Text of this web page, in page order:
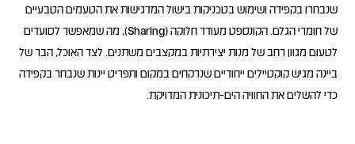
שנבחרו בקפידה ושימוש בטכניקות בישול המדגישות את הטעמים הטבעיים
של חומרי הגלם. הקונספט מעודד חלוקה (Sharing), מה שמאפשר לסועדים
לטעום מגוון רחב של מנות יצירתיות במקצבים משתנים. לצד האוכל, הבר של
ביינה מגיש קוקטיילים ייחודיים שנרקחים במקום ותפריט יינות שנבחר בקפידה
כדי להשלים את החוויה הים-תיכונית המדויקת.